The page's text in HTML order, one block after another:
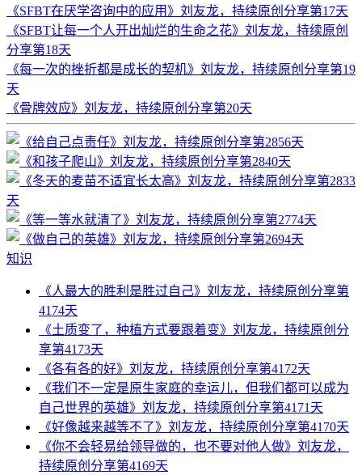
《SFBT在厌学咨询中的应用》刘友龙，持续原创分享第17天
《SFBT让每一个人开出灿烂的生命之花》刘友龙，持续原创
分享第18天
《每一次的挫折都是成长的契机》刘友龙，持续原创分享第19
天
《骨牌效应》刘友龙，持续原创分享第20天
知识
《人最大的胜利是胜过自己》刘友龙，持续原创分享第
4174天
《土质变了，种植方式要跟着变》刘友龙，持续原创分
享第4173天
《各有各的好》刘友龙，持续原创分享第4172天
《我们不一定是原生家庭的幸运儿，但我们都可以成为
自己世界的英雄》刘友龙，持续原创分享第4171天
《好像越来越等不了》刘友龙，持续原创分享第4170天
《你不会轻易给领导做的，也不要对他人做》刘友龙，
持续原创分享第4169天